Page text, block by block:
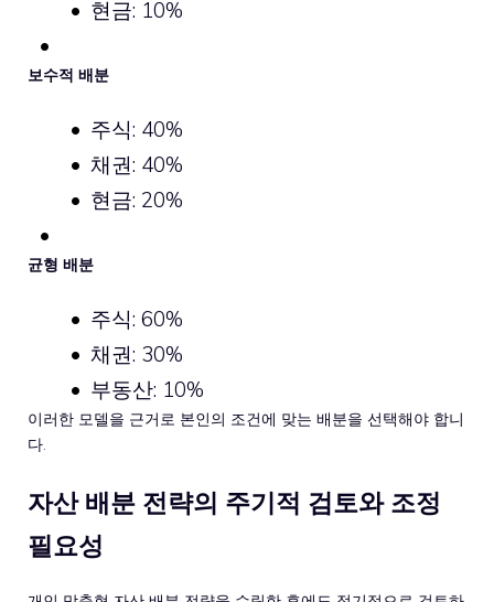
현금: 10%
보수적 배분
주식: 40%
채권: 40%
현금: 20%
균형 배분
주식: 60%
채권: 30%
부동산: 10%
이러한 모델을 근거로 본인의 조건에 맞는 배분을 선택해야 합니
다.
자산 배분 전략의 주기적 검토와 조정
필요성